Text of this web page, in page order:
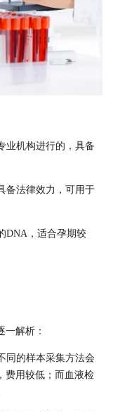
业机构进行的，具备
备法律效力，可用于
DNA，适合孕期较
解析：
同的样本采集方法会
费用较低；而血液检